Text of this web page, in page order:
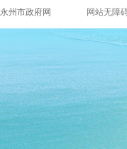
网站无障
永州市政府网